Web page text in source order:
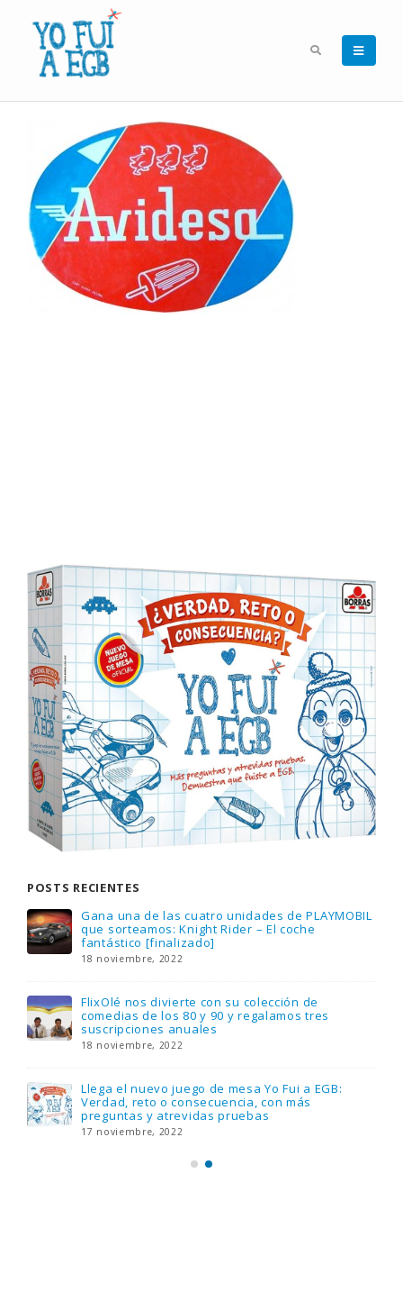
POSTS RECIENTES
Gana una de las cuatro unidades de PLAYMOBIL
que sorteamos: Knight Rider – El coche
fantástico [finalizado]
18 noviembre, 2022
FlixOlé nos divierte con su colección de
comedias de los 80 y 90 y regalamos tres
suscripciones anuales
18 noviembre, 2022
Llega el nuevo juego de mesa Yo Fui a EGB:
Verdad, reto o consecuencia, con más
preguntas y atrevidas pruebas
17 noviembre, 2022